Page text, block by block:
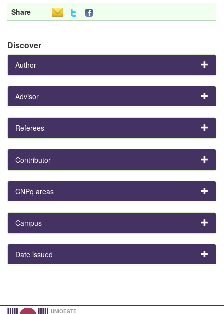
Share
Discover
Author
Advisor
Referees
Contributor
CNPq areas
Campus
Date issued
UNIOESTE